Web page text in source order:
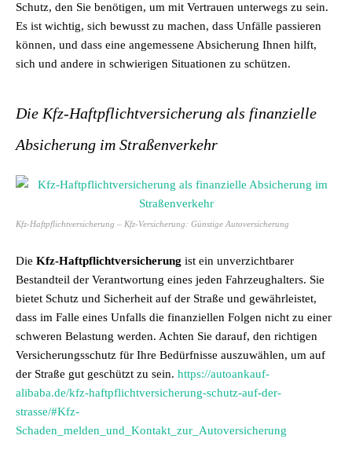
Schutz, den Sie benötigen, um mit Vertrauen unterwegs zu sein.
Es ist wichtig, sich bewusst zu machen, dass Unfälle passieren
können, und dass eine angemessene Absicherung Ihnen hilft,
sich und andere in schwierigen Situationen zu schützen.
Die Kfz-Haftpflichtversicherung als finanzielle
Absicherung im Straßenverkehr
Kfz-Haftpflichtversicherung – Kfz-Versicherung: Günstige Autoversicherung
Die Kfz-Haftpflichtversicherung ist ein unverzichtbarer
Bestandteil der Verantwortung eines jeden Fahrzeughalters. Sie
bietet Schutz und Sicherheit auf der Straße und gewährleistet,
dass im Falle eines Unfalls die finanziellen Folgen nicht zu einer
schweren Belastung werden. Achten Sie darauf, den richtigen
Versicherungsschutz für Ihre Bedürfnisse auszuwählen, um auf
der Straße gut geschützt zu sein. https://autoankauf-
alibaba.de/kfz-haftpflichtversicherung-schutz-auf-der-
strasse/#Kfz-
Schaden_melden_und_Kontakt_zur_Autoversicherung